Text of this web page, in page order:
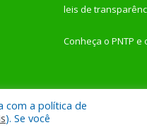
leis de
Conheça o PNTP e
Mapa do Site
com a política de
). Se você